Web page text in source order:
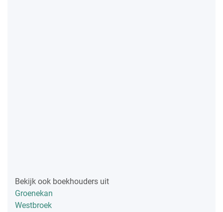
Bekijk ook boekhouders uit
Groenekan
Westbroek